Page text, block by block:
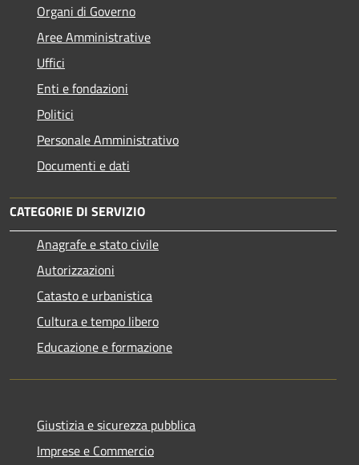
Organi di Governo
Aree Amministrative
Uffici
Enti e fondazioni
Politici
Personale Amministrativo
Documenti e dati
CATEGORIE DI SERVIZIO
Anagrafe e stato civile
Autorizzazioni
Catasto e urbanistica
Cultura e tempo libero
Educazione e formazione
Giustizia e sicurezza pubblica
Imprese e Commercio